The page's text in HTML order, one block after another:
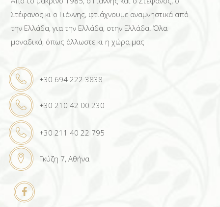
Στέφανος κι ο Γιάννης, φτιάχνουμε αναμνηστικά από
την Ελλάδα, για την Ελλάδα, στην Ελλάδα. Όλα
μοναδικά, όπως άλλωστε κι η χώρα μας
+30 694 222 3838
+30 210 42 00 230
+30 211 40 22 795
Γκύζη 7, Αθήνα